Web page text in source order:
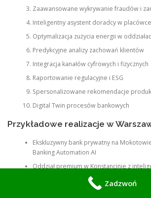
Zaawansowane wykrywanie fraudów i
Inteligentny asystent doradcy w placówce
Optymalizacja zużycia energii w
Predykcyjne analizy zachowań klientów
Integracja kanałów cyfrowych i fizycznych
Raportowanie regulacyjne i ESG
Spersonalizowane rekomendacje
Digital Twin procesów bankowych
Przykładowe realizacje w
Ekskluzywny bank prywatny na
Banking Automation AI
Oddział premium w Konstancinie z
Centrum bankowości w Ząbkach z
Zadzwoń